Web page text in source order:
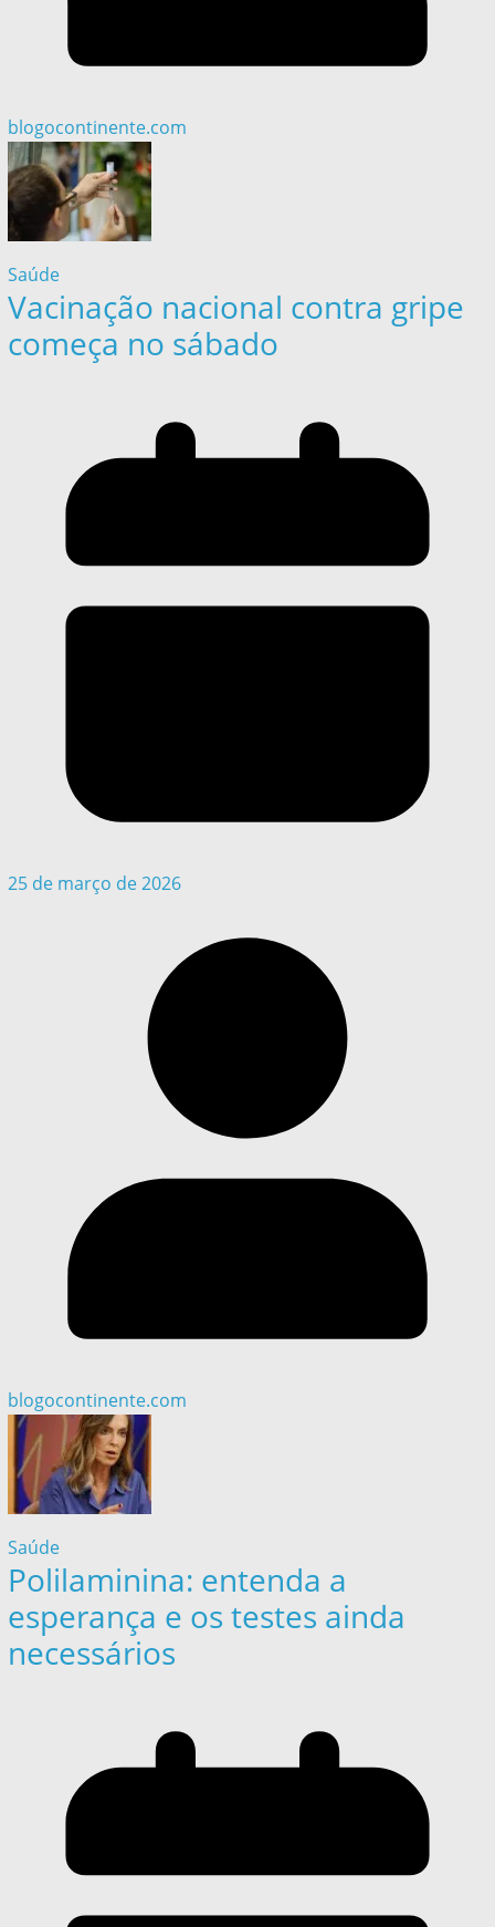
blogocontinente.com
Saúde
Vacinação nacional contra gripe
começa no sábado
25 de março de 2026
blogocontinente.com
Saúde
Polilaminina: entenda a
esperança e os testes ainda
necessários